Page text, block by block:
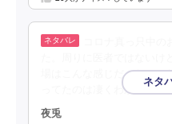
場はこんな感じだったのか
ってたのは凄くわかる。
夜兎